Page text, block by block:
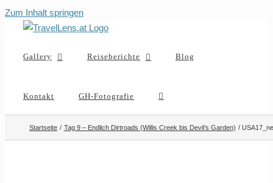
Zum Inhalt springen
Gallery Reiseberichte Blog
Kontakt GH-Fotografie
Startseite Tag 9 – Endlich Dirtroads (Willis Creek bis Devil’s Garden)